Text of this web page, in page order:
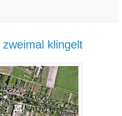
klingelt